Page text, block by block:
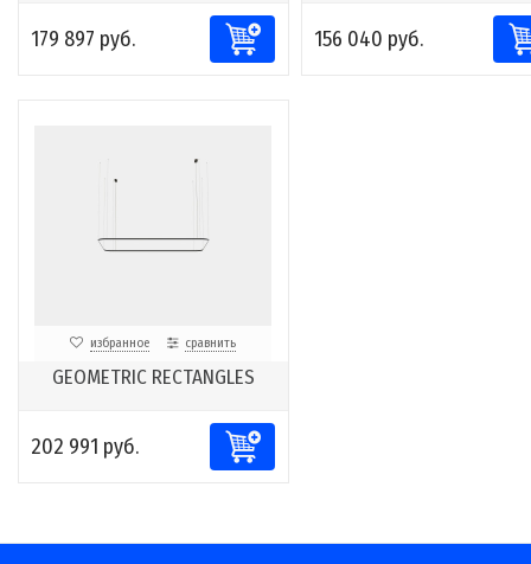
179 897 руб. 156 040 руб.
избранное сравнить
GEOMETRIC RECTANGLES
202 991 руб.